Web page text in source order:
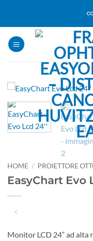
contenuti
HOME / PROIETTORE
EasyChart Evo
Monitor LCD 24” ad